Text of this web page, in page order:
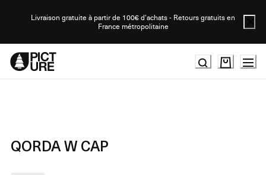
Livraison gratuite à partir de 100€ d'achats - Retours gratuits en
France métropolitaine
QORDA W CAP